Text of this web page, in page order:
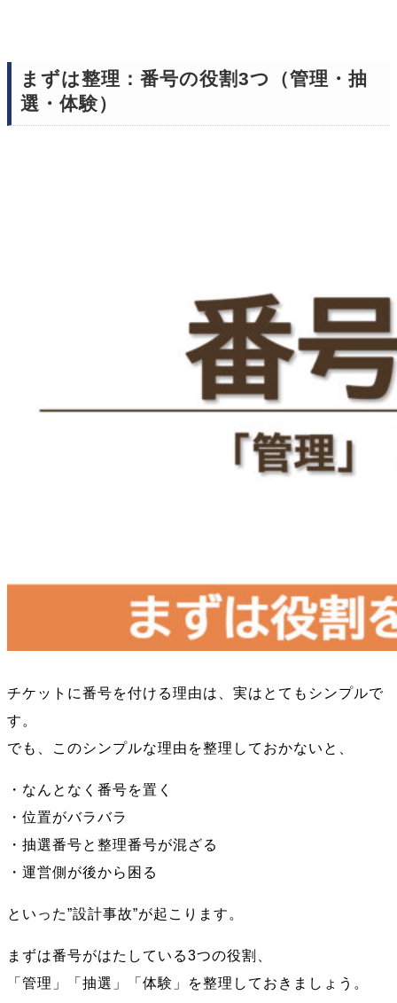
まずは整理：番号の役割3つ（管理・抽
選・体験）
チケットに番号を付ける理由は、実はとてもシンプルで
す。
でも、このシンプルな理由を整理しておかないと、
・なんとなく番号を置く
・位置がバラバラ
・抽選番号と整理番号が混ざる
・運営側が後から困る
といった”設計事故”が起こります。
まずは番号がはたしている3つの役割、
「管理」「抽選」「体験」を整理しておきましょう。